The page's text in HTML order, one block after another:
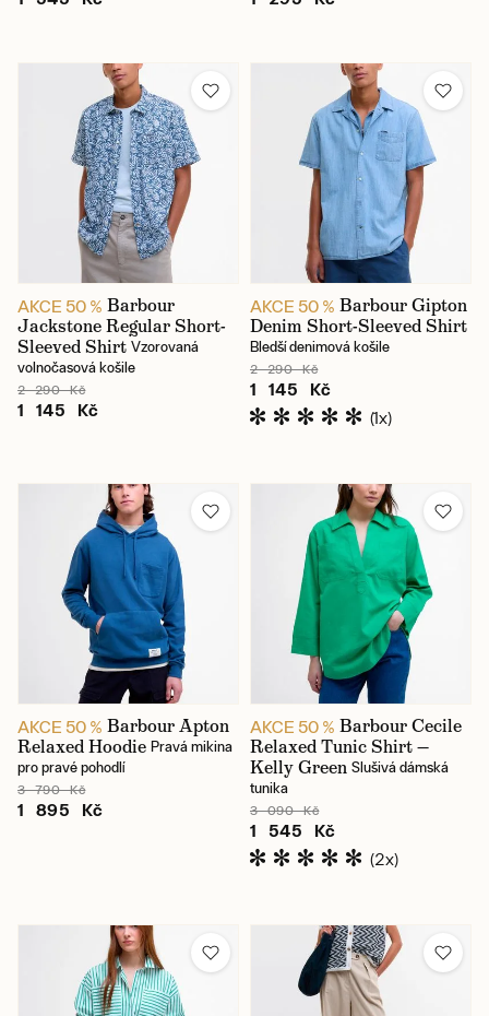
AKCE 50 % Barbour
Jackstone Regular Short-
Sleeved Shirt Vzorovaná
volnočasová košile
2 290 Kč
1 145 Kč
AKCE 50 % Barbour Gipton
Denim Short-Sleeved Shirt
Bledší denimová košile
2 290 Kč
1 145 Kč
(1x)
AKCE 50 % Barbour Apton
Relaxed Hoodie Pravá mikina
pro pravé pohodlí
3 790 Kč
1 895 Kč
AKCE 50 % Barbour Cecile
Relaxed Tunic Shirt —
Kelly Green Slušivá dámská
tunika
3 090 Kč
1 545 Kč
(2x)